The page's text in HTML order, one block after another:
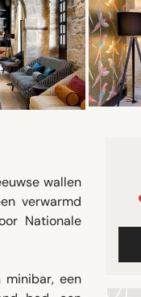
wallen
verwarmd
Nationale
een